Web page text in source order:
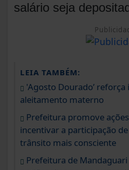
salário seja
LEIA TAMBÉM:
'Agosto Dourado’
aleitamento materno
Prefeitura promove
incentivar a participação
trânsito mais consciente
Prefeitura de